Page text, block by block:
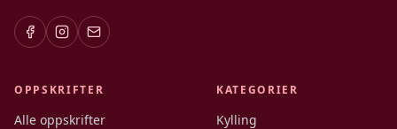
OPPSKRIFTER
Alle oppskrifter
KATEGORIER
Kylling